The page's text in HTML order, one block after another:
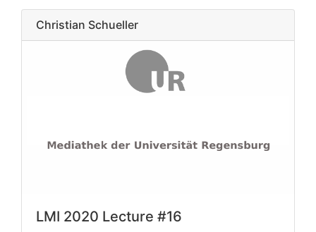
Christian Schueller
LMI 2020 Lecture #16